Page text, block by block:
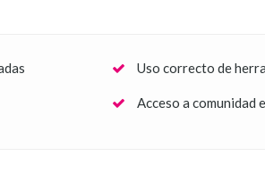
Uso correcto de
Acceso a comunidad